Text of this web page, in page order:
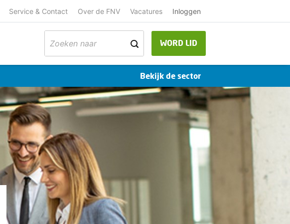
Service & Contact Over de FNV Vacatures Inloggen
WORD LID
Bekijk de sector